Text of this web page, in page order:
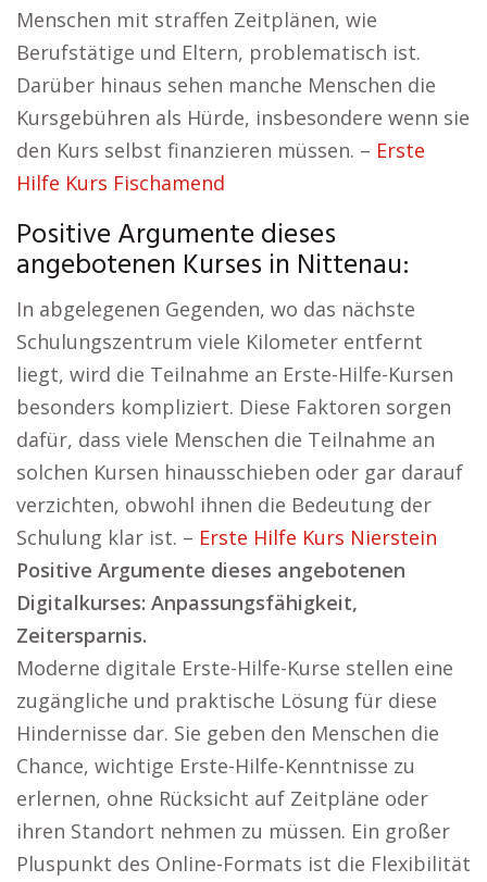
Menschen mit straffen Zeitplänen, wie
Berufstätige und Eltern, problematisch ist.
Darüber hinaus sehen manche Menschen die
Kursgebühren als Hürde, insbesondere wenn sie
den Kurs selbst finanzieren müssen. – Erste
Hilfe Kurs Fischamend
Positive Argumente dieses
angebotenen Kurses in Nittenau:
In abgelegenen Gegenden, wo das nächste
Schulungszentrum viele Kilometer entfernt
liegt, wird die Teilnahme an Erste-Hilfe-Kursen
besonders kompliziert. Diese Faktoren sorgen
dafür, dass viele Menschen die Teilnahme an
solchen Kursen hinausschieben oder gar darauf
verzichten, obwohl ihnen die Bedeutung der
Schulung klar ist. – Erste Hilfe Kurs Nierstein
Positive Argumente dieses angebotenen
Digitalkurses: Anpassungsfähigkeit,
Zeitersparnis.
Moderne digitale Erste-Hilfe-Kurse stellen eine
zugängliche und praktische Lösung für diese
Hindernisse dar. Sie geben den Menschen die
Chance, wichtige Erste-Hilfe-Kenntnisse zu
erlernen, ohne Rücksicht auf Zeitpläne oder
ihren Standort nehmen zu müssen. Ein großer
Pluspunkt des Online-Formats ist die Flexibilität